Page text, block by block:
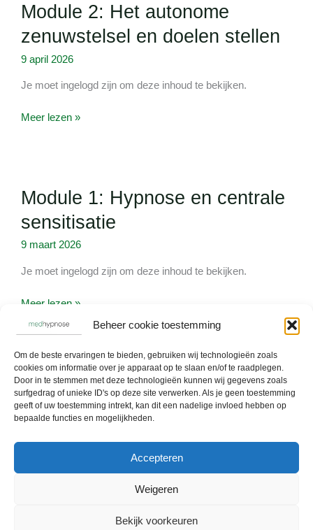
Beheer cookie toestemming
Om de beste ervaringen te bieden, gebruiken wij technologieën zoals
cookies om informatie over je apparaat op te slaan en/of te raadplegen.
Door in te stemmen met deze technologieën kunnen wij gegevens zoals
surfgedrag of unieke ID's op deze site verwerken. Als je geen toestemming
geeft of uw toestemming intrekt, kan dit een nadelige invloed hebben op
bepaalde functies en mogelijkheden.
Accepteren
Weigeren
Bekijk voorkeuren
Module 2: Het autonome
zenuwstelsel en doelen stellen
9 april 2026
Je moet ingelogd zijn om deze inhoud te bekijken.
2:
autonome
zenuwstelsel
doelen
Meer lezen »
Module 1: Hypnose en centrale
sensitisatie
9 maart 2026
Je moet ingelogd zijn om deze inhoud te bekijken.
1:
en
centrale
Meer lezen »
Prikkelbare Darm Syndroom
Over
Contact